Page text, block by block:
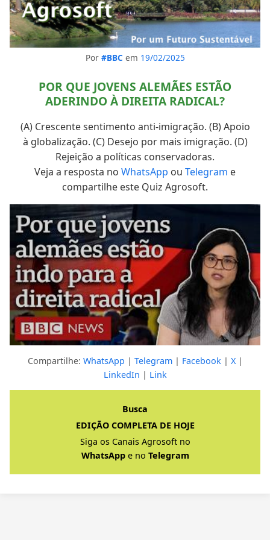
Por #BBC em 19/02/2025
POR QUE JOVENS ALEMÃES ESTÃO
ADERINDO À DIREITA RADICAL?
(A) Crescente sentimento anti-imigração. (B) Apoio
à globalização. (C) Desejo por mais imigração. (D)
Rejeição a políticas conservadoras.
Veja a resposta no WhatsApp ou Telegram e
compartilhe este Quiz Agrosoft.
Clique para ver a resposta completa
Compartilhe: WhatsApp | Telegram| Facebook | X|
LinkedIn | Link
Busca
EDIÇÃO COMPLETA DE HOJE
Siga os Canais Agrosoft no
WhatsAppe no Telegram